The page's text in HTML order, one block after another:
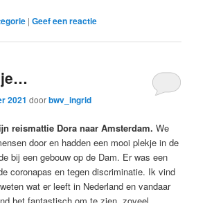
|Geef een reactie
2021 doorbwv_ingrid
reismattie Dora naar Amsterdam. We
door en hadden een mooi plekje in de
bij een gebouw op de Dam. Er was een
coronapas en tegen discriminatie. Ik vind
wat er leeft in Nederland en vandaar